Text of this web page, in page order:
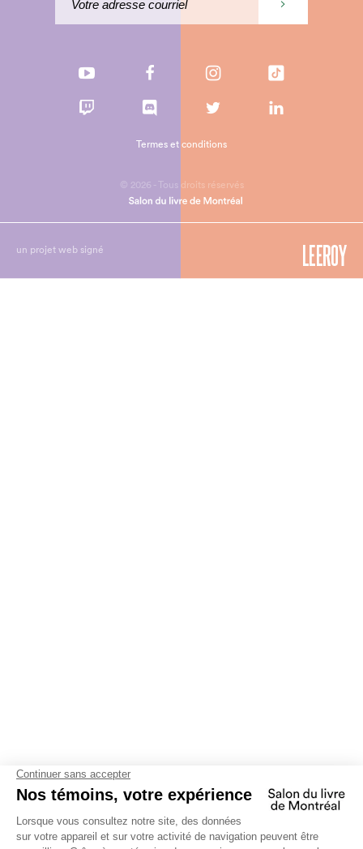
© 2026 - Tous droits réservés
Termes et conditions
un projet web signé